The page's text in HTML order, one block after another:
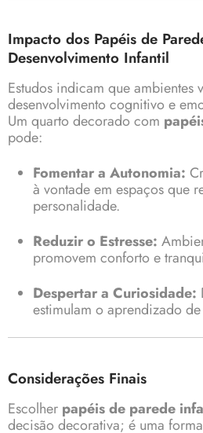
Impacto dos Papéis de
Desenvolvimento Infantil
Estudos indicam que ambientes
desenvolvimento cognitivo e
Um quarto decorado com
pode:
Fomentar a Autonomia:
à vontade em espaços que
personalidade.
Reduzir o Estresse:
promovem conforto e
Despertar a Curiosidade:
estimulam o aprendizado
Considerações Finais
Escolher papéis de parede
decisão decorativa; é uma